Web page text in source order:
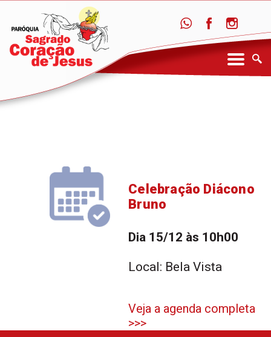
Celebração Diácono
Bruno
Dia 15/12 às 10h00
Local: Bela Vista
Veja a agenda completa
>>>